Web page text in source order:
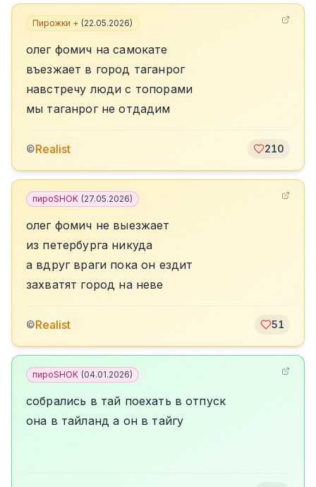
Пирожки + (22.05.2026)
олег фомич на самокате
въезжает в город таганрог
навстречу люди с топорами
мы таганрог не отдадим
©Realist 210
пироSHOK (27.05.2026)
олег фомич не выезжает
из петербурга никуда
а вдруг враги пока он ездит
захватят город на неве
©Realist 51
пироSHOK (04.01.2026)
собрались в тай поехать в отпуск
она в тайланд а он в тайгу